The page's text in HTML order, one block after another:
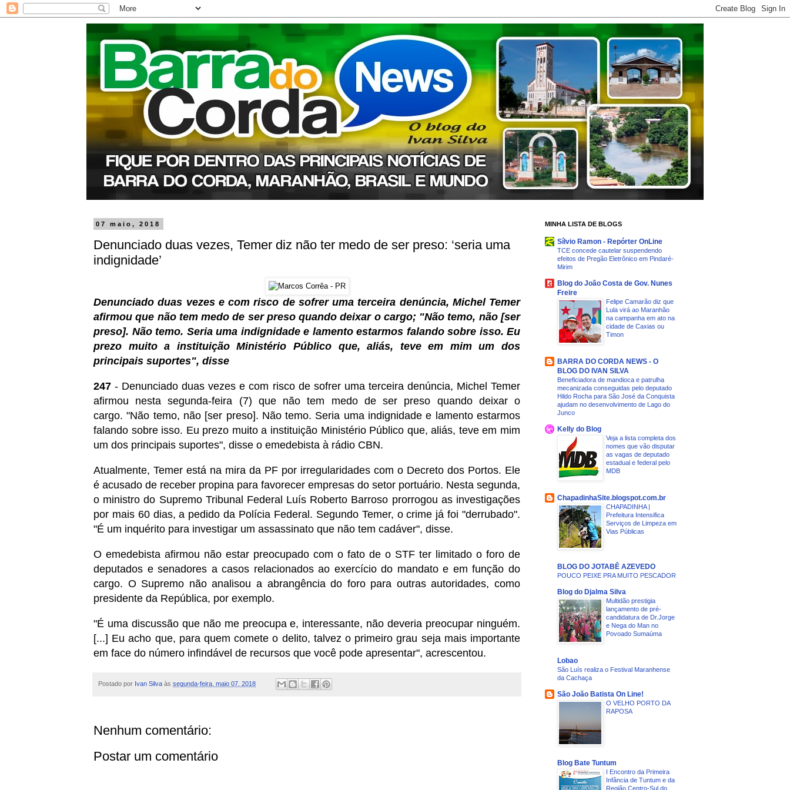
07 maio, 2018
Denunciado duas vezes, Temer diz não ter medo de ser preso: ‘seria uma
indignidade’
Denunciado duas vezes e com risco de sofrer uma terceira denúncia, Michel Temer
afirmou que não tem medo de ser preso quando deixar o cargo; "Não temo, não [ser
preso]. Não temo. Seria uma indignidade e lamento estarmos falando sobre isso. Eu
prezo muito a instituição Ministério Público que, aliás, teve em mim um dos
principais suportes", disse
247 - Denunciado duas vezes e com risco de sofrer uma terceira denúncia, Michel Temer
afirmou nesta segunda-feira (7) que não tem medo de ser preso quando deixar o
cargo. "Não temo, não [ser preso]. Não temo. Seria uma indignidade e lamento estarmos
falando sobre isso. Eu prezo muito a instituição Ministério Público que, aliás, teve em mim
um dos principais suportes", disse o emedebista à rádio CBN.
Atualmente, Temer está na mira da PF por irregularidades com o Decreto dos Portos. Ele
é acusado de receber propina para favorecer empresas do setor portuário. Nesta segunda,
o ministro do Supremo Tribunal Federal Luís Roberto Barroso prorrogou as investigações
por mais 60 dias, a pedido da Polícia Federal. Segundo Temer, o crime já foi "derrubado".
"É um inquérito para investigar um assassinato que não tem cadáver", disse.
O emedebista afirmou não estar preocupado com o fato de o STF ter limitado o foro de
deputados e senadores a casos relacionados ao exercício do mandato e em função do
cargo. O Supremo não analisou a abrangência do foro para outras autoridades, como
presidente da República, por exemplo.
"É uma discussão que não me preocupa e, interessante, não deveria preocupar ninguém.
[...] Eu acho que, para quem comete o delito, talvez o primeiro grau seja mais importante
em face do número infindável de recursos que você pode apresentar", acrescentou.
Postado por Ivan Silva às segunda-feira, maio 07, 2018
Nenhum comentário:
Postar um comentário
MINHA LISTA DE BLOGS
Sílvio Ramon - Repórter OnLine
TCE concede cautelar suspendendo
efeitos de Pregão Eletrônico em Pindaré-
Mirim
Blog do João Costa de Gov. Nunes
Freire
Felipe Camarão diz que
Lula virá ao Maranhão
na campanha em ato na
cidade de Caxias ou
Timon
BARRA DO CORDA NEWS - O
BLOG DO IVAN SILVA
Beneficiadora de mandioca e patrulha
mecanizada conseguidas pelo deputado
Hildo Rocha para São José da Conquista
ajudam no desenvolvimento de Lago do
Junco
Kelly do Blog
Veja a lista completa dos
nomes que vão disputar
as vagas de deputado
estadual e federal pelo
MDB
ChapadinhaSite.blogspot.com.br
CHAPADINHA |
Prefeitura Intensifica
Serviços de Limpeza em
Vias Públicas
BLOG DO JOTABÊ AZEVEDO
POUCO PEIXE PRA MUITO PESCADOR
Blog do Djalma Silva
Multidão prestigia
lançamento de pré-
candidatura de Dr.Jorge
e Nega do Man no
Povoado Sumaúma
Lobao
São Luís realiza o Festival Maranhense
da Cachaça
São João Batista On Line!
O VELHO PORTO DA
RAPOSA
Blog Bate Tuntum
I Encontro da Primeira
Infância de Tuntum e da
Região Centro-Sul do